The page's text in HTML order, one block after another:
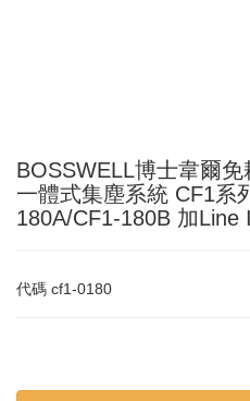
BOSSWELL博士韋爾
一體式集塵系統 CF1系
180A/CF1-180B 加Line
代碼 cf1-0180